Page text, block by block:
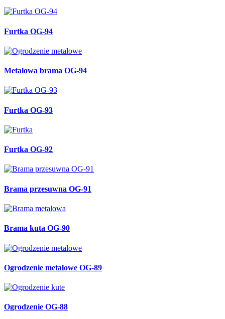
Furtka OG-94
Metalowa brama OG-94
Furtka OG-93
Furtka OG-92
Brama przesuwna OG-91
Brama kuta OG-90
Ogrodzenie metalowe OG-89
Ogrodzenie OG-88